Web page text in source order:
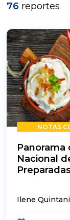
76 reportes
NOTAS
Nacional
Ilene